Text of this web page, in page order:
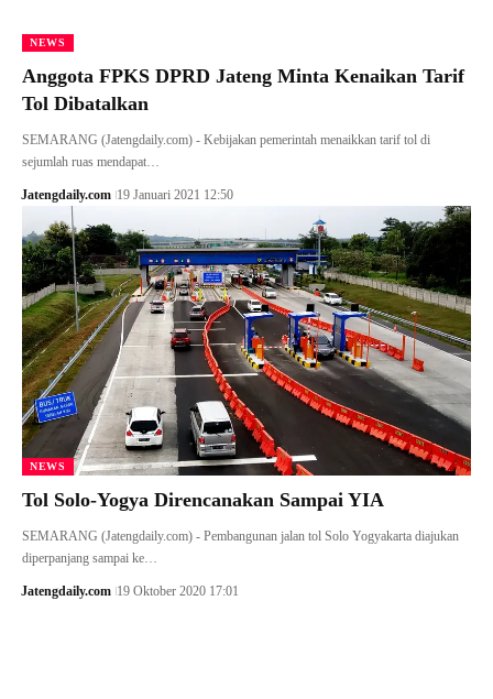
NEWS
Anggota FPKS DPRD Jateng Minta Kenaikan Tarif
Tol Dibatalkan
SEMARANG (Jatengdaily.com) - Kebijakan pemerintah menaikkan tarif tol di
sejumlah ruas mendapat…
Jatengdaily.com 19 Januari 2021 12:50
NEWS
Tol Solo-Yogya Direncanakan Sampai YIA
SEMARANG (Jatengdaily.com) - Pembangunan jalan tol Solo Yogyakarta diajukan
diperpanjang sampai ke…
Jatengdaily.com 19 Oktober 2020 17:01